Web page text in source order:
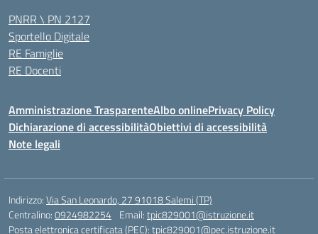
PNRR \ PN 2127
Sportello Digitale
RE Famiglie
RE Docenti
Amministrazione TrasparenteAlbo onlinePrivacy Policy
Dichiarazione di accessibilitàObiettivi di accessibilità
Note legali
Indirizzo:Via San Leonardo, 27 91018 Salemi (TP)
Centralino:0924982254 Email:tpic829001@istruzione.it
Posta elettronica certificata (PEC):tpic829001@pec.istruzione.it